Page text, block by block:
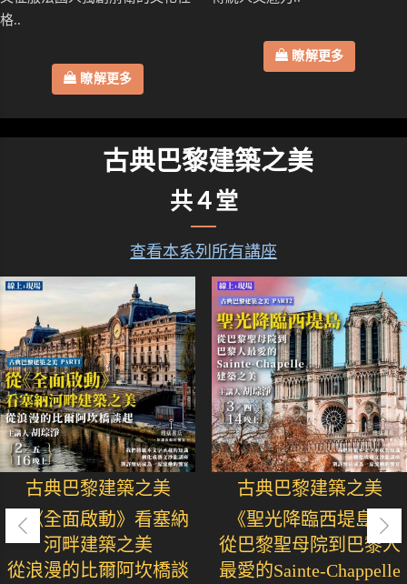
格..
瞭解更多
瞭解更多
古典巴黎建築之美
共４堂
查看本系列所有講座
古典巴黎建築之美
從《全面啟動》看塞納
河畔建築之美
從浪漫的比爾阿坎橋談
古典巴黎建築之美
《聖光降臨西堤島》
從巴黎聖母院到巴黎人
最愛的Sainte-Chappelle